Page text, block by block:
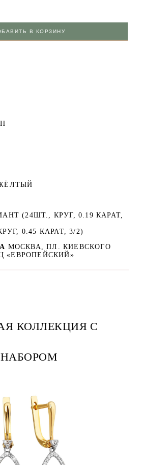
В КОРЗИНУ
(24ШТ., КРУГ, 0.19 КАРАТ,
0.45 КАРАТ, 3/2)
МОСКВА, ПЛ. КИЕВСКОГО
«ЕВРОПЕЙСКИЙ»
КОЛЛЕКЦИЯ С
НАБОРОМ